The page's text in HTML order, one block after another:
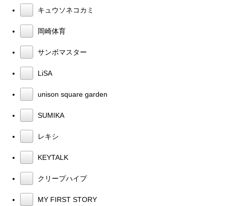
キュウソネコカミ
岡崎体育
サンボマスター
LiSA
unison square garden
SUMIKA
レキシ
KEYTALK
クリープハイプ
MY FIRST STORY